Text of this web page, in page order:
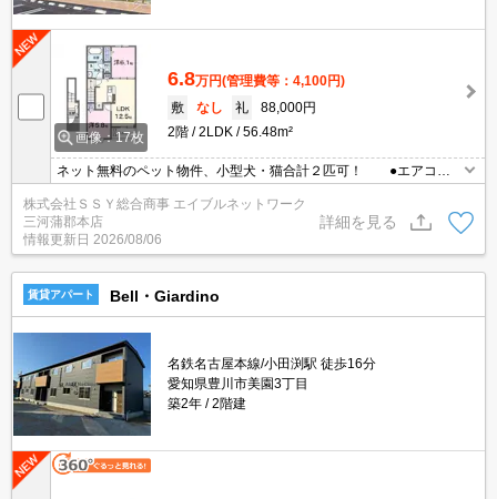
画像：17枚
6.8万円(管理費等：4,100円)
敷
なし 礼
88,000円
2階
2LDK 56.48m²
ネット無料のペット物件、小型犬・猫合計２匹可！ ●エアコン
２基・全室照明付・ゆったり広めの一坪バスルーム ●敷地内ご
み置き場あり
株式会社ＳＳＹ総合商事 エイブルネットワーク
三河蒲郡本店
情報更新日 2026/08/06
詳細を見る
賃貸アパート Bell・Giardino
名鉄名古屋本線/小田渕駅 徒歩16分
愛知県豊川市美園3丁目
築2年
2階建